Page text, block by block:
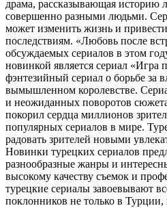
драма, рассказывающая историю
совершенно разными людьми.
может изменить жизнь и
последствиям. «Любовь после
обсуждаемых сериалов в этом
новинкой является сериал «Игра
фэнтезийный сериал о борьбе за
вымышленном королевстве.
и неожиданных поворотов
покорил сердца миллионов
популярных сериалов в мире.
радовать зрителей новыми
Новинки турецких сериалов
разнообразные жанры и
высокому качеству съемок и
турецкие сериалы завоевывают
поклонников не только в